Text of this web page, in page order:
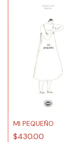
MI PEQUEÑO
$430.00